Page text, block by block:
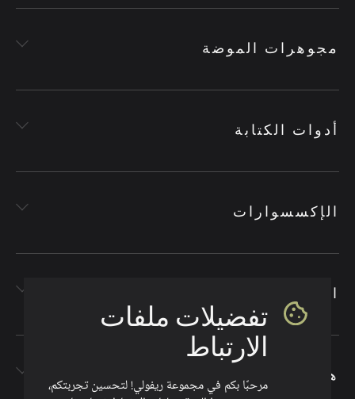
مجوهرات الموضة
أدوات الكتابة
الإكسسوارات
هدايا الشركات
تفضيلات ملفات
الارتباط
مرحبًا بكم في مجموعة ريفولي! لتحسين تجربتكم،